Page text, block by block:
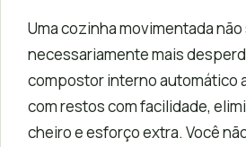
Uma cozinha movimentada
necessariamente mais
compostor interno automático
com restos com facilidade,
cheiro e esforço extra. Você